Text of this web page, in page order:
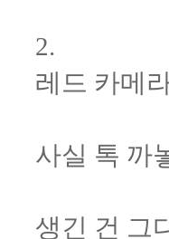
2.
레드 카메
사실 톡 까
생긴 건 그